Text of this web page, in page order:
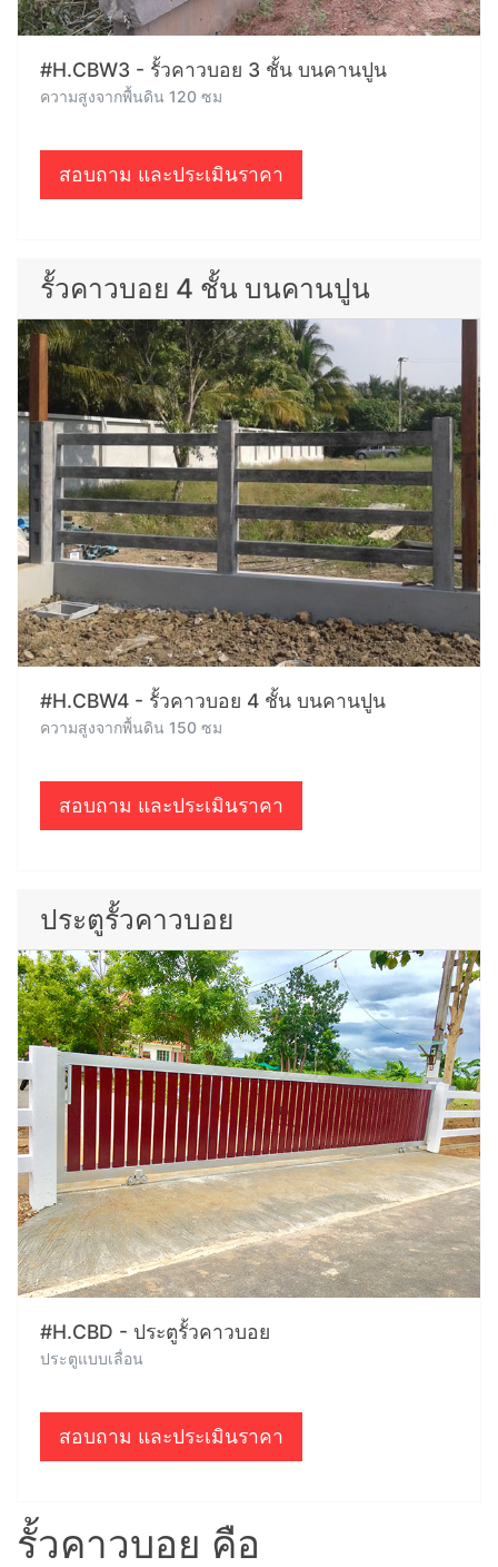
#H.CBW3 - รั้วคาวบอย 3 ชั้น บนคานปูน
ความสูงจากพื้นดิน 120 ซม
สอบถาม และประเมินราคา
รั้วคาวบอย 4 ชั้น บนคานปูน
#H.CBW4 - รั้วคาวบอย 4 ชั้น บนคานปูน
ความสูงจากพื้นดิน 150 ซม
สอบถาม และประเมินราคา
ประตูรั้วคาวบอย
#H.CBD - ประตูรั้วคาวบอย
ประตูแบบเลื่อน
สอบถาม และประเมินราคา
รั้วคาวบอย คือ